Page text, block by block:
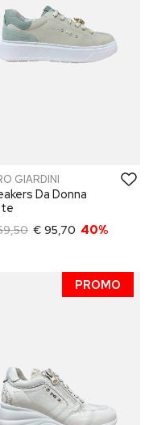
GIARDINI
Da Donna
€ 95,70 40%
PROMO